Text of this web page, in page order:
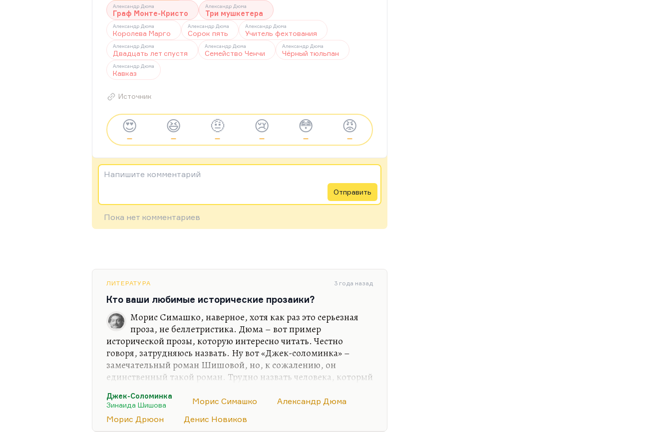
Александр Дюма
Граф Монте-Кристо
Александр Дюма
Три мушкетера
Александр Дюма
Королева Марго
Александр Дюма
Сорок пять
Александр Дюма
Учитель фехтования
Александр Дюма
Двадцать лет спустя
Александр Дюма
Семейство Ченчи
Александр Дюма
Чёрный тюльпан
Александр Дюма
Кавказ
Источник
😍
—
😆
—
🤨
—
😢
—
😳
—
😡
—
Напишите комментарий
Отправить
Пока нет комментариев
ЛИТЕРАТУРА 3 года назад
Кто ваши любимые исторические прозаики?
Морис Симашко, наверное, хотя как раз это серьезная
проза, не беллетристика. Дюма – вот пример
исторической прозы, которую интересно читать. Честно
говоря, затрудняюсь назвать. Ну вот «Джек-соломинка» –
замечательный роман Шишовой, но, к сожалению, он
единственный такой роман. Трудно назвать человека, который
казался мне всегда очень скучным. Может быть, я не в свое
время начал его читать. Наверное, не в свое. Наверное, это
надо было лет в 12, а я его прочел в 18. Не фанат я Дрюона. А
Джек-Соломинка
Зинаида Шишова
Морис Симашко
Александр Дюма
Морис Дрюон
Денис Новиков